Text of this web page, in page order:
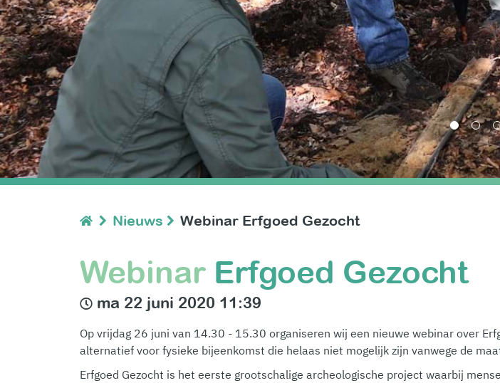
1 2
Nieuws Webinar Erfgoed Gezocht
Webinar Erfgoed Gezocht
ma 22 juni 2020 11:39
Op vrijdag 26 juni van 14.30 - 15.30 organiseren wij een nieuwe webinar over
alternatief voor fysieke bijeenkomst die helaas niet mogelijk zijn vanwege de
Erfgoed Gezocht is het eerste grootschalige archeologische project waarbij